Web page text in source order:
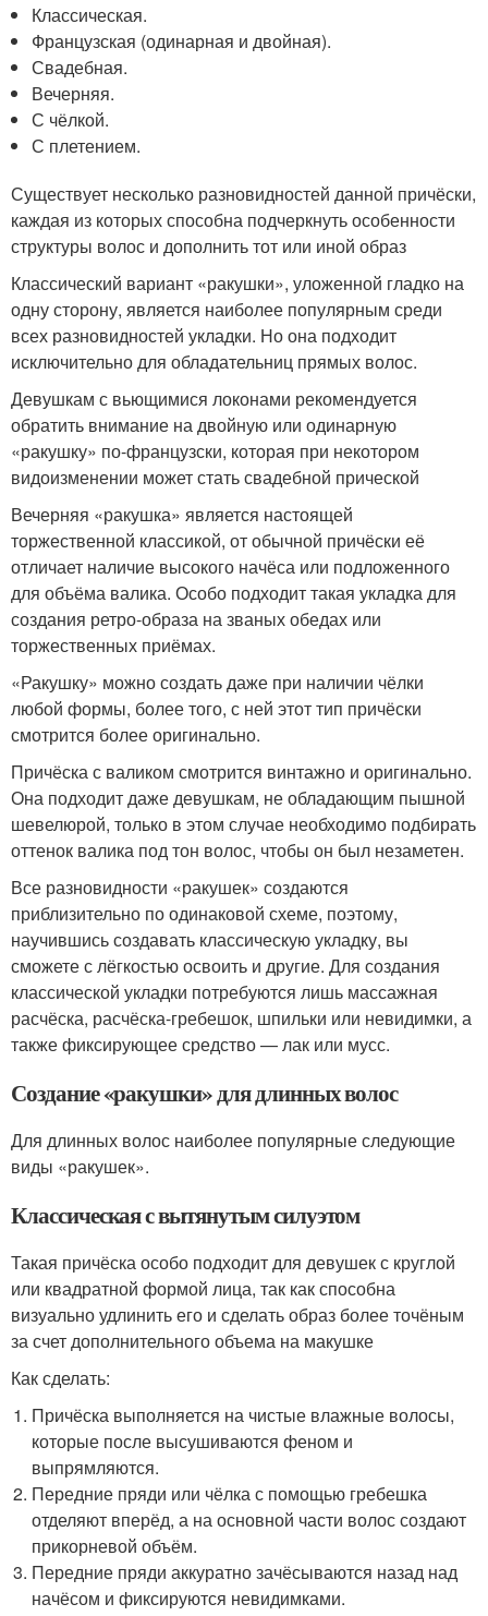
Классическая.
Французская (одинарная и двойная).
Свадебная.
Вечерняя.
С чёлкой.
С плетением.
Существует несколько разновидностей данной причёски,
каждая из которых способна подчеркнуть особенности
структуры волос и дополнить тот или иной образ
Классический вариант «ракушки», уложенной гладко на
одну сторону, является наиболее популярным среди
всех разновидностей укладки. Но она подходит
исключительно для обладательниц прямых волос.
Девушкам с вьющимися локонами рекомендуется
обратить внимание на двойную или одинарную
«ракушку» по-французски, которая при некотором
видоизменении может стать свадебной прической
Вечерняя «ракушка» является настоящей
торжественной классикой, от обычной причёски её
отличает наличие высокого начёса или подложенного
для объёма валика. Особо подходит такая укладка для
создания ретро-образа на званых обедах или
торжественных приёмах.
«Ракушку» можно создать даже при наличии чёлки
любой формы, более того, с ней этот тип причёски
смотрится более оригинально.
Причёска с валиком смотрится винтажно и оригинально.
Она подходит даже девушкам, не обладающим пышной
шевелюрой, только в этом случае необходимо подбирать
оттенок валика под тон волос, чтобы он был незаметен.
Все разновидности «ракушек» создаются
приблизительно по одинаковой схеме, поэтому,
научившись создавать классическую укладку, вы
сможете с лёгкостью освоить и другие. Для создания
классической укладки потребуются лишь массажная
расчёска, расчёска-гребешок, шпильки или невидимки, а
также фиксирующее средство — лак или мусс.
Создание «ракушки» для длинных волос
Для длинных волос наиболее популярные следующие
виды «ракушек».
Классическая с вытянутым силуэтом
Такая причёска особо подходит для девушек с круглой
или квадратной формой лица, так как способна
визуально удлинить его и сделать образ более точёным
за счет дополнительного объема на макушке
Как сделать:
Причёска выполняется на чистые влажные волосы,
которые после высушиваются феном и
выпрямляются.
Передние пряди или чёлка с помощью гребешка
отделяют вперёд, а на основной части волос создают
прикорневой объём.
Передние пряди аккуратно зачёсываются назад над
начёсом и фиксируются невидимками.